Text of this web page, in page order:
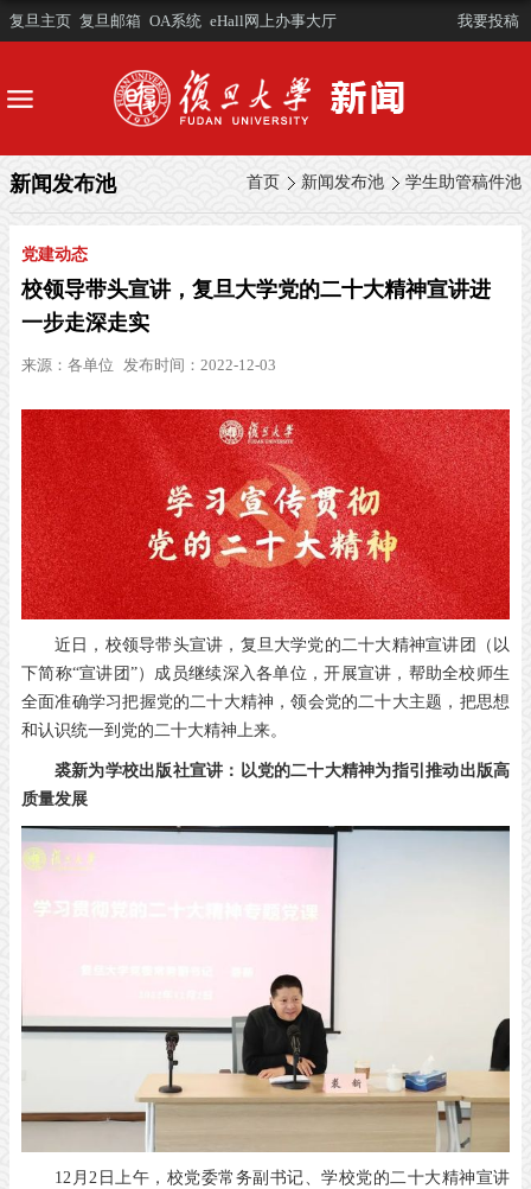
复旦主页 复旦邮箱 OA系统 eHall网上办事大厅 我要投稿
首页 新闻发布池 学生助管稿件池
新闻发布池
党建动态
校领导带头宣讲，复旦大学党的二十大精神宣讲进
一步走深走实
来源： 各单位 发布时间：2022-12-03
近日，校领导带头宣讲，复旦大学党的二十大精神宣讲团（以
下简称“宣讲团”）成员继续深入各单位，开展宣讲，帮助全校师生
全面准确学习把握党的二十大精神，领会党的二十大主题，把思想
和认识统一到党的二十大精神上来。
裘新为学校出版社宣讲： 以党的二十大精神为指引推动出版高
质量发展
12月2日上午，校党委常务副书记、学校党的二十大精神宣讲